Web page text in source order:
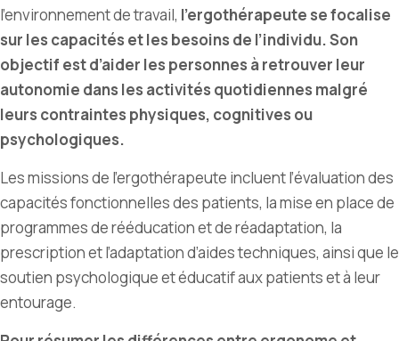
l’environnement de travail, l’ergothérapeute se focalise
sur les capacités et les besoins de l’individu. Son
objectif est d’aider les personnes à retrouver leur
autonomie dans les activités quotidiennes malgré
leurs contraintes physiques, cognitives ou
psychologiques.
Les missions de l’ergothérapeute incluent l’évaluation des
capacités fonctionnelles des patients, la mise en place de
programmes de rééducation et de réadaptation, la
prescription et l’adaptation d’aides techniques, ainsi que le
soutien psychologique et éducatif aux patients et à leur
entourage.